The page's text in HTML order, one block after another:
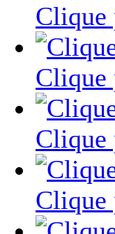
Clique
Clique
Clique
Clique